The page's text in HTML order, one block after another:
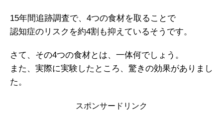
15年間追跡調査で、4つの食材を取ることで
認知症のリスクを約4割も抑えているそうです。
さて、その4つの食材とは、一体何でしょう。
また、実際に実験したところ、驚きの効果がありまし
た。
スポンサードリンク